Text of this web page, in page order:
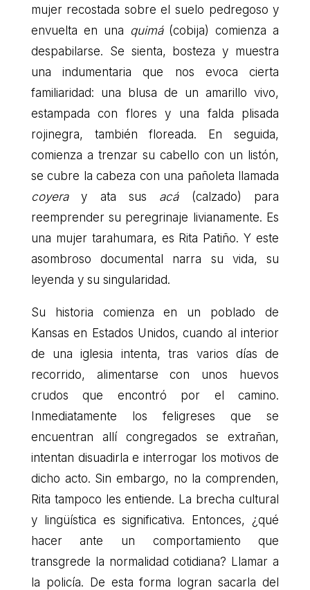
mujer recostada sobre el suelo pedregoso y
envuelta en una quimá (cobija) comienza a
despabilarse. Se sienta, bosteza y muestra
una indumentaria que nos evoca cierta
familiaridad: una blusa de un amarillo vivo,
estampada con flores y una falda plisada
rojinegra, también floreada. En seguida,
comienza a trenzar su cabello con un listón,
se cubre la cabeza con una pañoleta llamada
coyeray ata sus acá (calzado) para
reemprender su peregrinaje livianamente. Es
una mujer tarahumara, es Rita Patiño. Y este
asombroso documental narra su vida, su
leyenda y su singularidad.
Su historia comienza en un poblado de
Kansas en Estados Unidos, cuando al interior
de una iglesia intenta, tras varios días de
recorrido, alimentarse con unos huevos
crudos que encontró por el camino.
Inmediatamente los feligreses que se
encuentran allí congregados se extrañan,
intentan disuadirla e interrogar los motivos de
dicho acto. Sin embargo, no la comprenden,
Rita tampoco les entiende. La brecha cultural
y lingüística es significativa. Entonces, ¿qué
hacer ante un comportamiento que
transgrede la normalidad cotidiana? Llamar a
la policía. De esta forma logran sacarla del